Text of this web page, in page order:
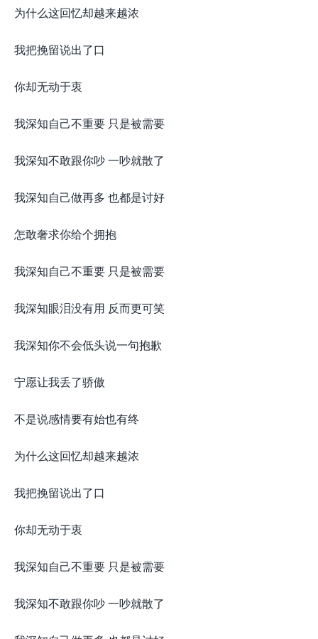
为什么这回忆却越来越浓
我把挽留说出了口
你却无动于衷
我深知自己不重要 只是被需要
我深知不敢跟你吵 一吵就散了
我深知自己做再多 也都是讨好
怎敢奢求你给个拥抱
我深知自己不重要 只是被需要
我深知眼泪没有用 反而更可笑
我深知你不会低头说一句抱歉
宁愿让我丢了骄傲
不是说感情要有始也有终
为什么这回忆却越来越浓
我把挽留说出了口
你却无动于衷
我深知自己不重要 只是被需要
我深知不敢跟你吵 一吵就散了